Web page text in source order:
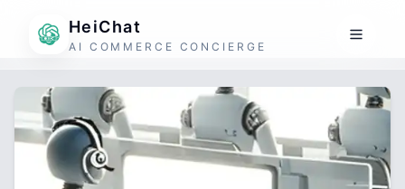
HeiChat
AI COMMERCE CONCIERGE